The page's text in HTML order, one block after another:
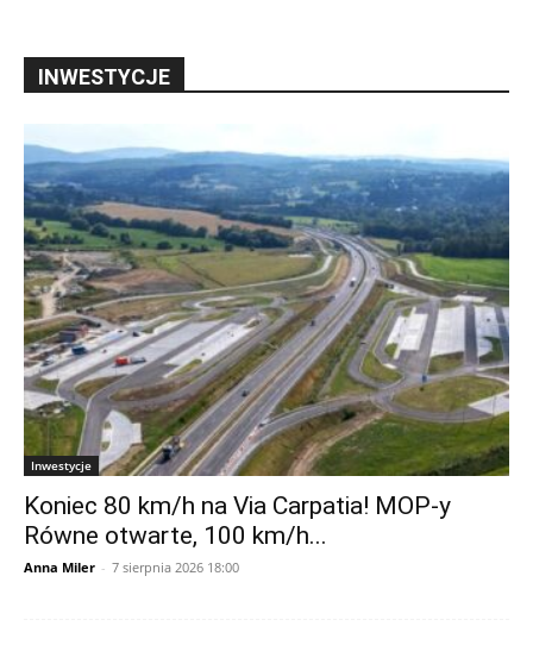
INWESTYCJE
Inwestycje
Koniec 80 km/h na Via Carpatia! MOP-y
Równe otwarte, 100 km/h...
Anna Miler - 7 sierpnia 2026 18:00